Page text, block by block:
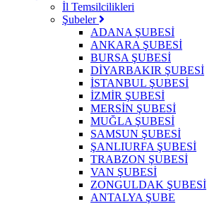
İl Temsilcilikleri
Şubeler
ADANA ŞUBESİ
ANKARA ŞUBESİ
BURSA ŞUBESİ
DİYARBAKIR ŞUBESİ
İSTANBUL ŞUBESİ
İZMİR ŞUBESİ
MERSİN ŞUBESİ
MUĞLA ŞUBESİ
SAMSUN ŞUBESİ
ŞANLIURFA ŞUBESİ
TRABZON ŞUBESİ
VAN ŞUBESİ
ZONGULDAK ŞUBESİ
ANTALYA ŞUBE